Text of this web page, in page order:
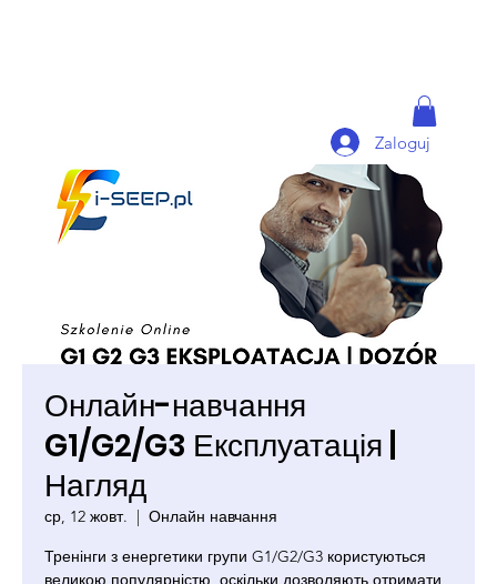
Zaloguj
Онлайн-навчання
G1/G2/G3 Експлуатація |
Нагляд
ср, 12 жовт.
  |
Онлайн навчання
Тренінги з енергетики групи G1/G2/G3 користуються
великою популярністю, оскільки дозволяють отримати